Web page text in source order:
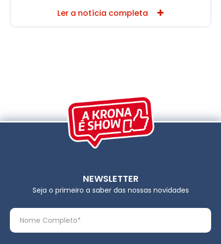
Ler a notícia completa
NEWSLETTER
Seja o primeiro a saber das nossas novidades